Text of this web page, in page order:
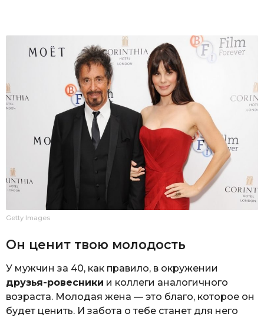
Getty Images
Он ценит твою молодость
У мужчин за 40, как правило, в окружении
друзья-ровесники и коллеги аналогичного
возраста. Молодая жена — это благо, которое он
будет ценить. И забота о тебе станет для него